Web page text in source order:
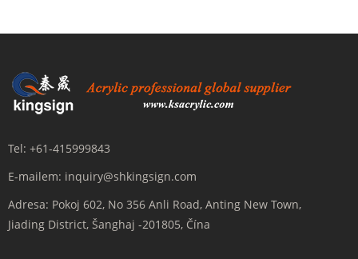
Tel: +61-415999843
E-mailem: inquiry@shkingsign.com
Adresa: Pokoj 602, No 356 Anli Road, Anting New Town,
Jiading District, Šanghaj -201805, Čína